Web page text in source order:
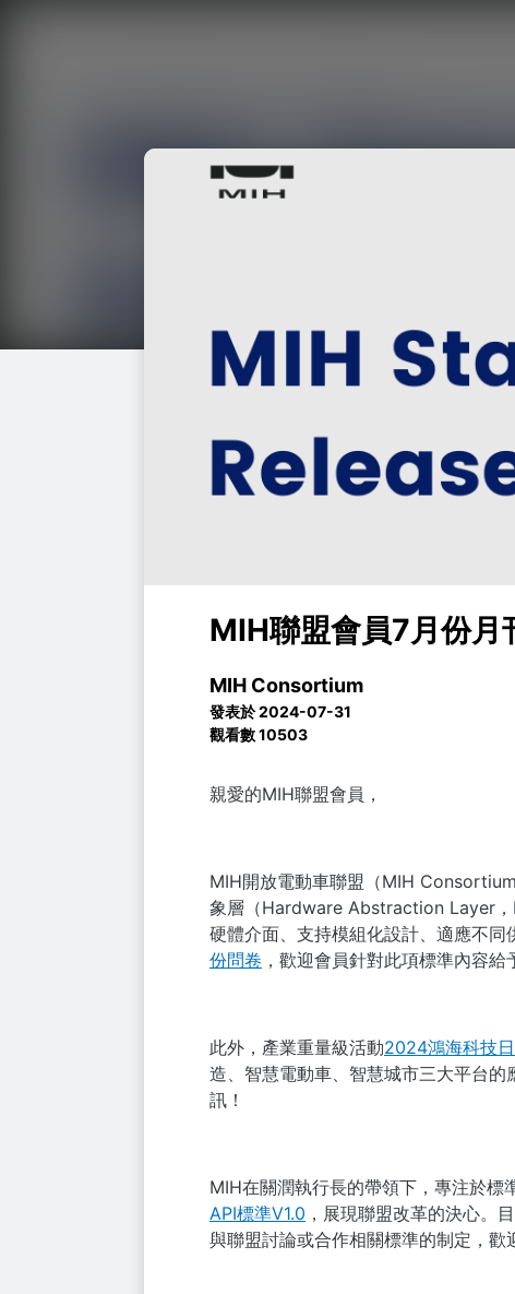
MIH聯盟會員7月份月
MIH Consortium
發表於 2024-07-31
觀看數 10503
親愛的MIH聯盟會員，
MIH開放電動車聯盟（MIH
象層（Hardware Abstraction Layer，
硬體介面、支持模組化設計、適應不同
份問卷 ，歡迎會員針對此項標準內容給
此外，產業重量級活動2024鴻海科技
造、智慧電動車、智慧城市三大平台
訊！
MIH在關潤執行長的帶領下，專注於標
API標準V1.0 ，展現聯盟改革的決心。
與聯盟討論或合作相關標準的制定，